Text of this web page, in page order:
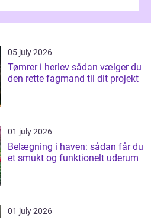
05 july 2026
Tømrer i herlev sådan vælger du
den rette fagmand til dit projekt
01 july 2026
Belægning i haven: sådan får du
et smukt og funktionelt uderum
01 july 2026